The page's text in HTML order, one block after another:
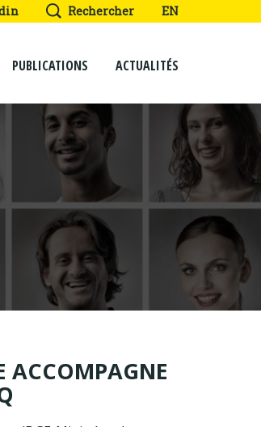
Rechercher EN
PUBLICATIONS ACTUALITÉS
ACCOMPAGNE